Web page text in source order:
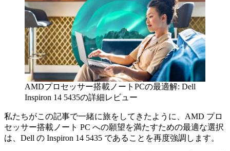
AMDプロセッサー搭載ノートPCの最適解: Dell
Inspiron 14 5435の詳細レビュー
私たちがこの記事で一緒に旅をしてきたように、AMD プロ
セッサー搭載ノート PC への願望を満たすための最適な選択
は、Dell の Inspiron 14 5435 であることを再度強調します。